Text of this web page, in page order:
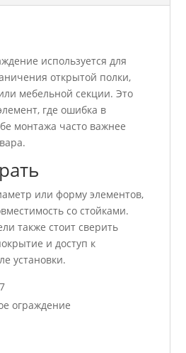
используется для
открытой полки,
мебельной секции. Это
где ошибка в
монтажа часто важнее
или форму элементов,
со стойками.
также стоит сверить
и доступ к
установки.
ограждение